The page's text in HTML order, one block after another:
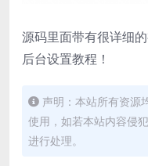
源码里面带有很详细
后台设置教程！
声明：本站所有资源
使用，如若本站内容侵
进行处理。